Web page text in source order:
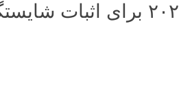
ماینرهای بیت‌کوین تا سال